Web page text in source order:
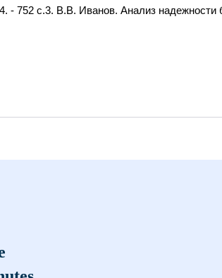
752 с.3. В.В. Иванов. Анализ надежности